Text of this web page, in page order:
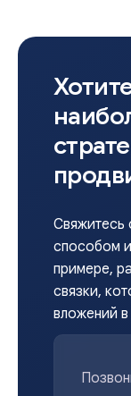
Свяжитесь
способом
примере,
связки,
вложений в